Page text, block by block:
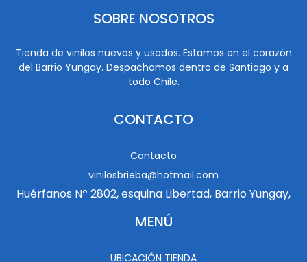
SOBRE NOSOTROS
Tienda de vinilos nuevos y usados. Estamos en el corazón
del Barrio Yungay. Despachamos dentro de Santiago y a
todo Chile.
CONTACTO
Contacto
vinilosbrieba@hotmail.com
Huérfanos Nº 2802, esquina Libertad, Barrio Yungay,
MENÚ
UBICACIÓN TIENDA